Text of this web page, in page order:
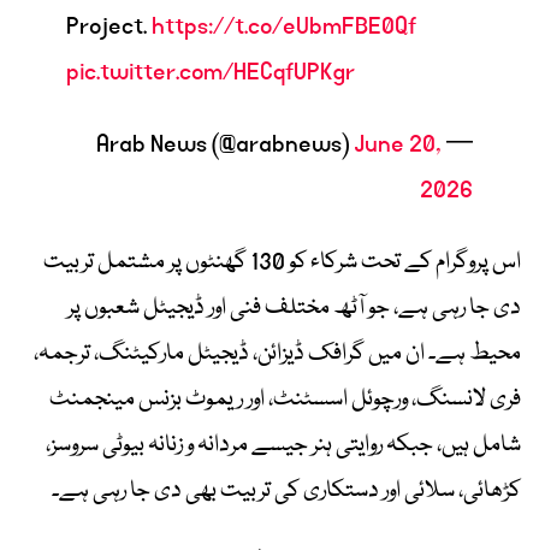
Project.https://t.co/eUbmFBE0Qf
pic.twitter.com/HECqfUPKgr
— Arab News (@arabnews)
June 20,
2026
اس پروگرام کے تحت شرکاء کو 130 گھنٹوں پر مشتمل تربیت
دی جا رہی ہے، جو آٹھ مختلف فنی اور ڈیجیٹل شعبوں پر
محیط ہے۔ ان میں گرافک ڈیزائن، ڈیجیٹل مارکیٹنگ، ترجمہ،
فری لانسنگ، ورچوئل اسسٹنٹ، اور ریموٹ بزنس مینجمنٹ
شامل ہیں، جبکہ روایتی ہنر جیسے مردانہ و زنانہ بیوٹی سروسز،
کڑھائی، سلائی اور دستکاری کی تربیت بھی دی جا رہی ہے۔